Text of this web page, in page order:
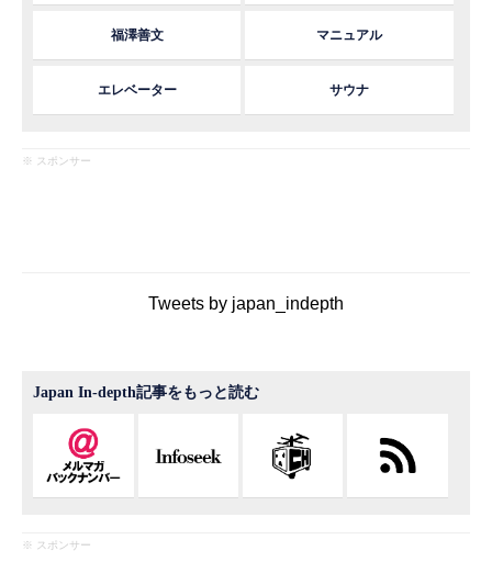
福澤善文 マニュアル
エレベーター サウナ
※ スポンサー
Tweets by japan_indepth
Japan In-depth記事をもっと読む
※ スポンサー